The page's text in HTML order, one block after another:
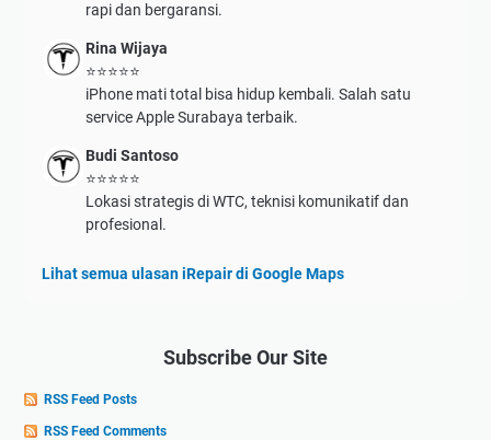
rapi dan bergaransi.
Rina Wijaya
⭐⭐⭐⭐⭐
iPhone mati total bisa hidup kembali. Salah satu
service Apple Surabaya terbaik.
Budi Santoso
⭐⭐⭐⭐⭐
Lokasi strategis di WTC, teknisi komunikatif dan
profesional.
Lihat semua ulasan iRepair di Google Maps
Subscribe Our Site
RSS Feed Posts
RSS Feed Comments